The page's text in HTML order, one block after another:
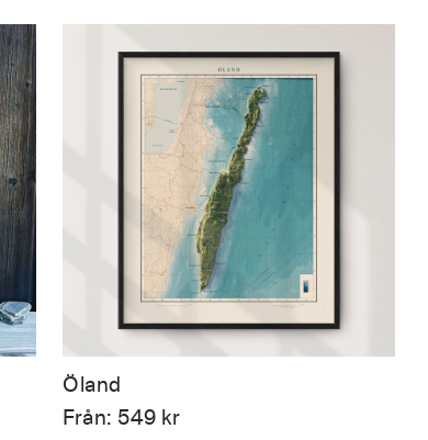
Öland
Från: 549 kr